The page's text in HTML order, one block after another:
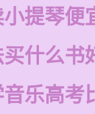
提琴便
什么书
乐高考